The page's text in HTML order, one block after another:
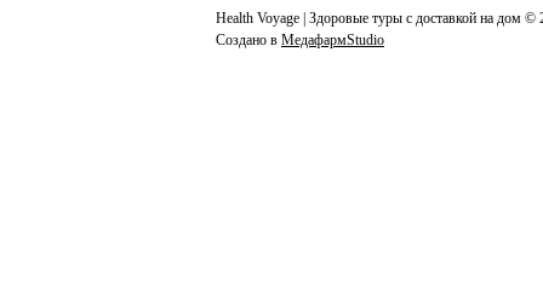
Health Voyage | Здоровые туры с доставкой на дом ©
Создано в МедафармStudio